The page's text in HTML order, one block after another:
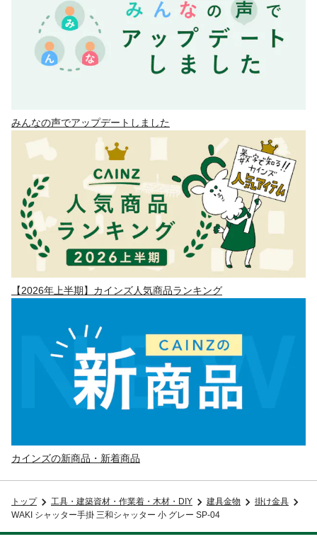
みんなの声でアップデートしました
【2026年上半期】カインズ人気商品ランキング
カインズの新商品・新着商品
トップ 工具・建築資材・作業着・木材・DIY 建具金物
掛け金具
WAKI シャッター手掛 三和シャッター 小 グレー SP-04